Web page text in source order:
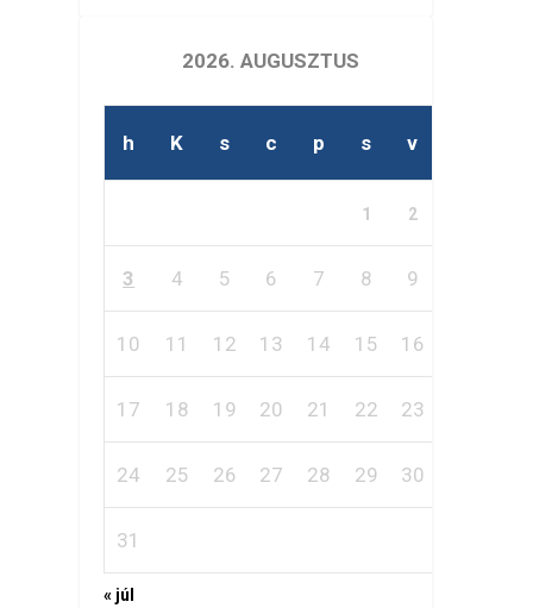
2026. AUGUSZTUS
h K s c p s v
1 2
3 4 5 6 7 8 9
10 11 12 13 14 15 16
17 18 19 20 21 22 23
24 25 26 27 28 29 30
31
« júl